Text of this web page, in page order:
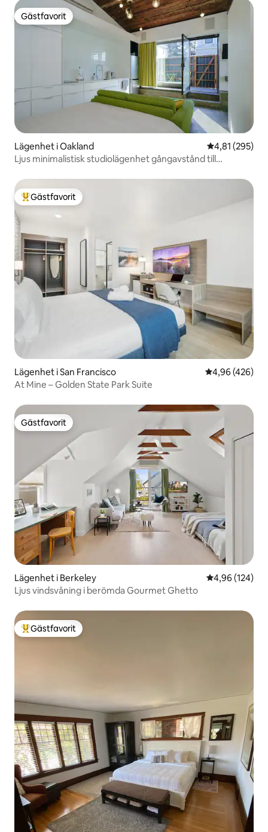
Gästfavorit
Gästfavorit
Lägenhet i Oakland 4,81 av 5 i
4,81 (295)
Ljus minimalistisk studiolägenhet gångavstånd till
Populär gästfavorit
Gästfavorit
Lägenhet i San Francisco 4,96 av 5 i
4,96 (426)
At Mine – Golden State Park Suite
Gästfavorit
Gästfavorit
Lägenhet i Berkeley 4,96 av 5 i
4,96 (124)
Ljus vindsvåning i berömda Gourmet Ghetto
Populär gästfavorit
Gästfavorit